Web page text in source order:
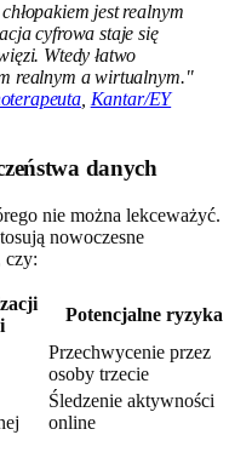
jest realnym
cyfrowa staje się
Wtedy łatwo
realnym a wirtualnym."
, Kantar/EY
danych
nie można lekceważyć.
nowoczesne
czy:
Potencjalne ryzyka
Przechwycenie przez
osoby trzecie
Śledzenie aktywności
online